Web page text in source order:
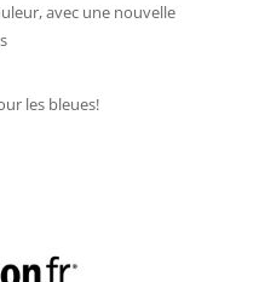
avec une nouvelle
les bleues!